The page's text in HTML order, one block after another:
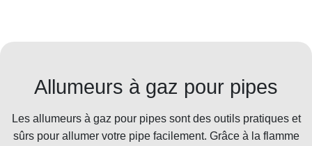
Allumeurs à gaz pour pipes
Les allumeurs à gaz pour pipes sont des outils pratiques et
sûrs pour allumer votre pipe facilement. Grâce à la flamme